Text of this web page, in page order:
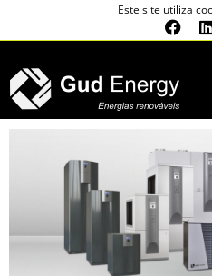
Este site utiliza